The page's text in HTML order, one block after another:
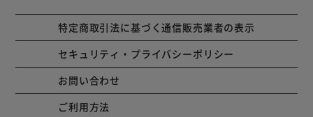
特定商取引法に基づく通信販売業者の表示
セキュリティ・プライバシーポリシー
お問い合わせ
ご利用方法